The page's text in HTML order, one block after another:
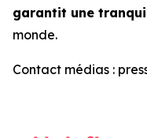
garantit une
monde.
Contact médias :